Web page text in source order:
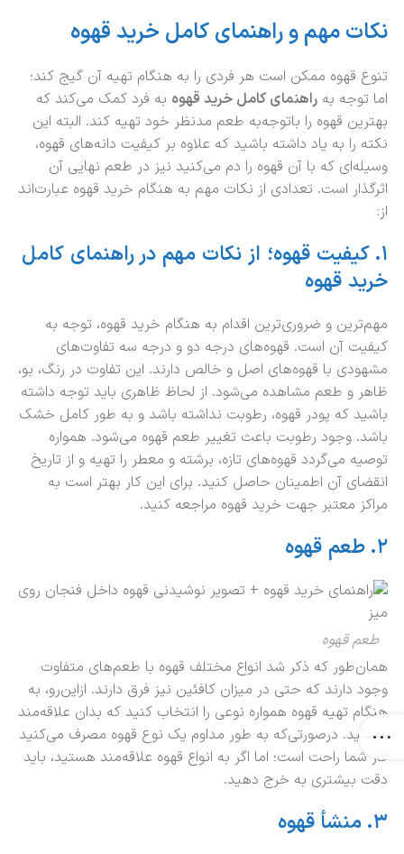
نکات مهم و راهنمای کامل خرید قهوه
تنوع قهوه ممکن است هر فردی را به هنگام تهیه آن گیج کند؛
اما توجه به راهنمای کامل خرید قهوه به فرد کمک می‌کند که
بهترین قهوه را باتوجه‌به طعم مدنظر خود تهیه کند. البته این
نکته را به یاد داشته باشید که علاوه بر کیفیت دانه‌های قهوه،
وسیله‌ای که با آن قهوه را دم می‌کنید نیز در طعم نهایی آن
اثرگذار است. تعدادی از نکات مهم به هنگام خرید قهوه عبارت‌اند
از:
۱. کیفیت قهوه؛ از نکات مهم در راهنمای کامل
خرید قهوه
مهم‌ترین و ضروری‌ترین اقدام به هنگام خرید قهوه، توجه به
کیفیت آن است. قهوه‌های درجه دو و درجه سه تفاوت‌های
مشهودی با قهوه‌های اصل و خالص دارند. این تفاوت در رنگ، بو،
ظاهر و طعم مشاهده می‌شود. از لحاظ ظاهری باید توجه داشته
باشید که پودر قهوه، رطوبت نداشته باشد و به طور کامل خشک
باشد. وجود رطوبت باعث تغییر طعم قهوه می‌شود. همواره
توصیه می‌گردد قهوه‌های تازه، برشته و معطر را تهیه و از تاریخ
انقضای آن اطمینان حاصل کنید. برای این کار بهتر است به
مراکز معتبر جهت خرید قهوه مراجعه کنید.
۲. طعم قهوه
طعم قهوه
همان‌طور که ذکر شد انواع مختلف قهوه با طعم‌های متفاوت
وجود دارند که حتی در میزان کافئین نیز فرق دارند. ازاین‌رو، به
هنگام تهیه قهوه همواره نوعی را انتخاب کنید که بدان علاقه‌مند
هستید. درصورتی‌که به طور مداوم یک نوع قهوه مصرف می‌کنید
کار شما راحت است؛ اما اگر به انواع قهوه علاقه‌مند هستید، باید
دقت بیشتری به خرج دهید.
۳. منشأ قهوه